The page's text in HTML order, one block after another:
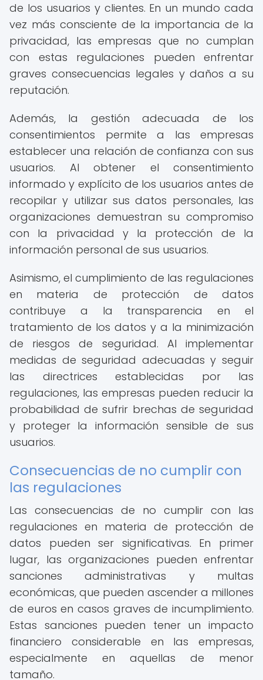
de los usuarios y clientes. En un mundo cada
vez más consciente de la importancia de la
privacidad, las empresas que no cumplan
con estas regulaciones pueden enfrentar
graves consecuencias legales y daños a su
reputación.
Además, la gestión adecuada de los
consentimientos permite a las empresas
establecer una relación de confianza con sus
usuarios. Al obtener el consentimiento
informado y explícito de los usuarios antes de
recopilar y utilizar sus datos personales, las
organizaciones demuestran su compromiso
con la privacidad y la protección de la
información personal de sus usuarios.
Asimismo, el cumplimiento de las regulaciones
en materia de protección de datos
contribuye a la transparencia en el
tratamiento de los datos y a la minimización
de riesgos de seguridad. Al implementar
medidas de seguridad adecuadas y seguir
las directrices establecidas por las
regulaciones, las empresas pueden reducir la
probabilidad de sufrir brechas de seguridad
y proteger la información sensible de sus
usuarios.
Consecuencias de no cumplir con
las regulaciones
Las consecuencias de no cumplir con las
regulaciones en materia de protección de
datos pueden ser significativas. En primer
lugar, las organizaciones pueden enfrentar
sanciones administrativas y multas
económicas, que pueden ascender a millones
de euros en casos graves de incumplimiento.
Estas sanciones pueden tener un impacto
financiero considerable en las empresas,
especialmente en aquellas de menor
tamaño.